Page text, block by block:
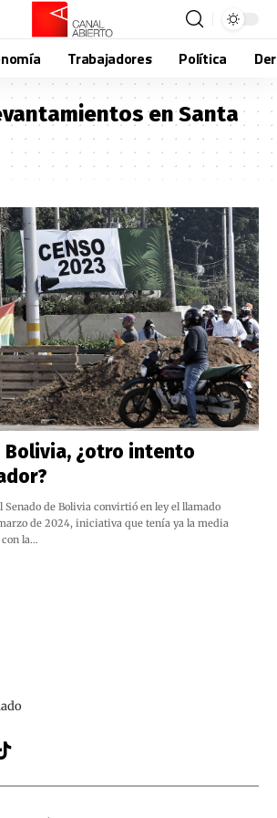
Trabajadores Política
en Santa
Bolivia, ¿otro intento
Senado de Bolivia convirtió en ley el llamado
de 2024, iniciativa que tenía ya la media
la…